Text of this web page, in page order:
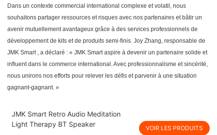
Dans un contexte commercial international complexe et volatil, nous
souhaitons partager ressources et risques avec nos partenaires et bâtir un
avenir mutuellement avantageux grâce à des services professionnels de
développement de kits et de produits semi-finis. Joy Zhang, responsable de
JMK Smart, a déclaré : « JMK Smartaspire à devenir un partenaire solide et
influent dans le commerce international. Avec professionnalisme et sincérité,
nous unirons nos efforts pour relever les défis et parvenir à une situation
gagnant-gagnant. »
JMK Smart Retro Audio Meditation
Light Therapy BT Speaker
VOIR LES PRODUITS